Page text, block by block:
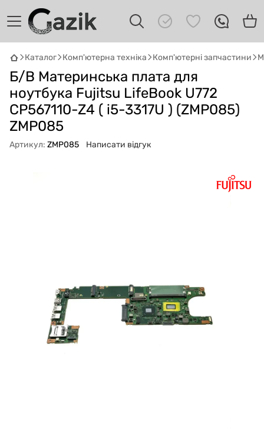
Каталог Комп'ютерна техніка Комп'ютерні запчастини
Б/В Материнська плата для
ноутбука Fujitsu LifeBook U772
CP567110-Z4 ( i5-3317U ) (ZMP085)
ZMP085
Артикул: ZMP085 Написати відгук
GAZIK
Онлайн · пошук техніки
Привіт! 👋 Я Gazik AI — допоможу
підібрати вживану комп'ютерну техніку.
Що шукаєш?